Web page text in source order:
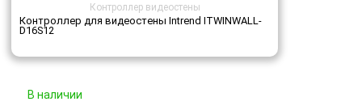
Контроллер видеостены
Контроллер для видеостены Intrend ITWINWALL-
D16S12
В наличии